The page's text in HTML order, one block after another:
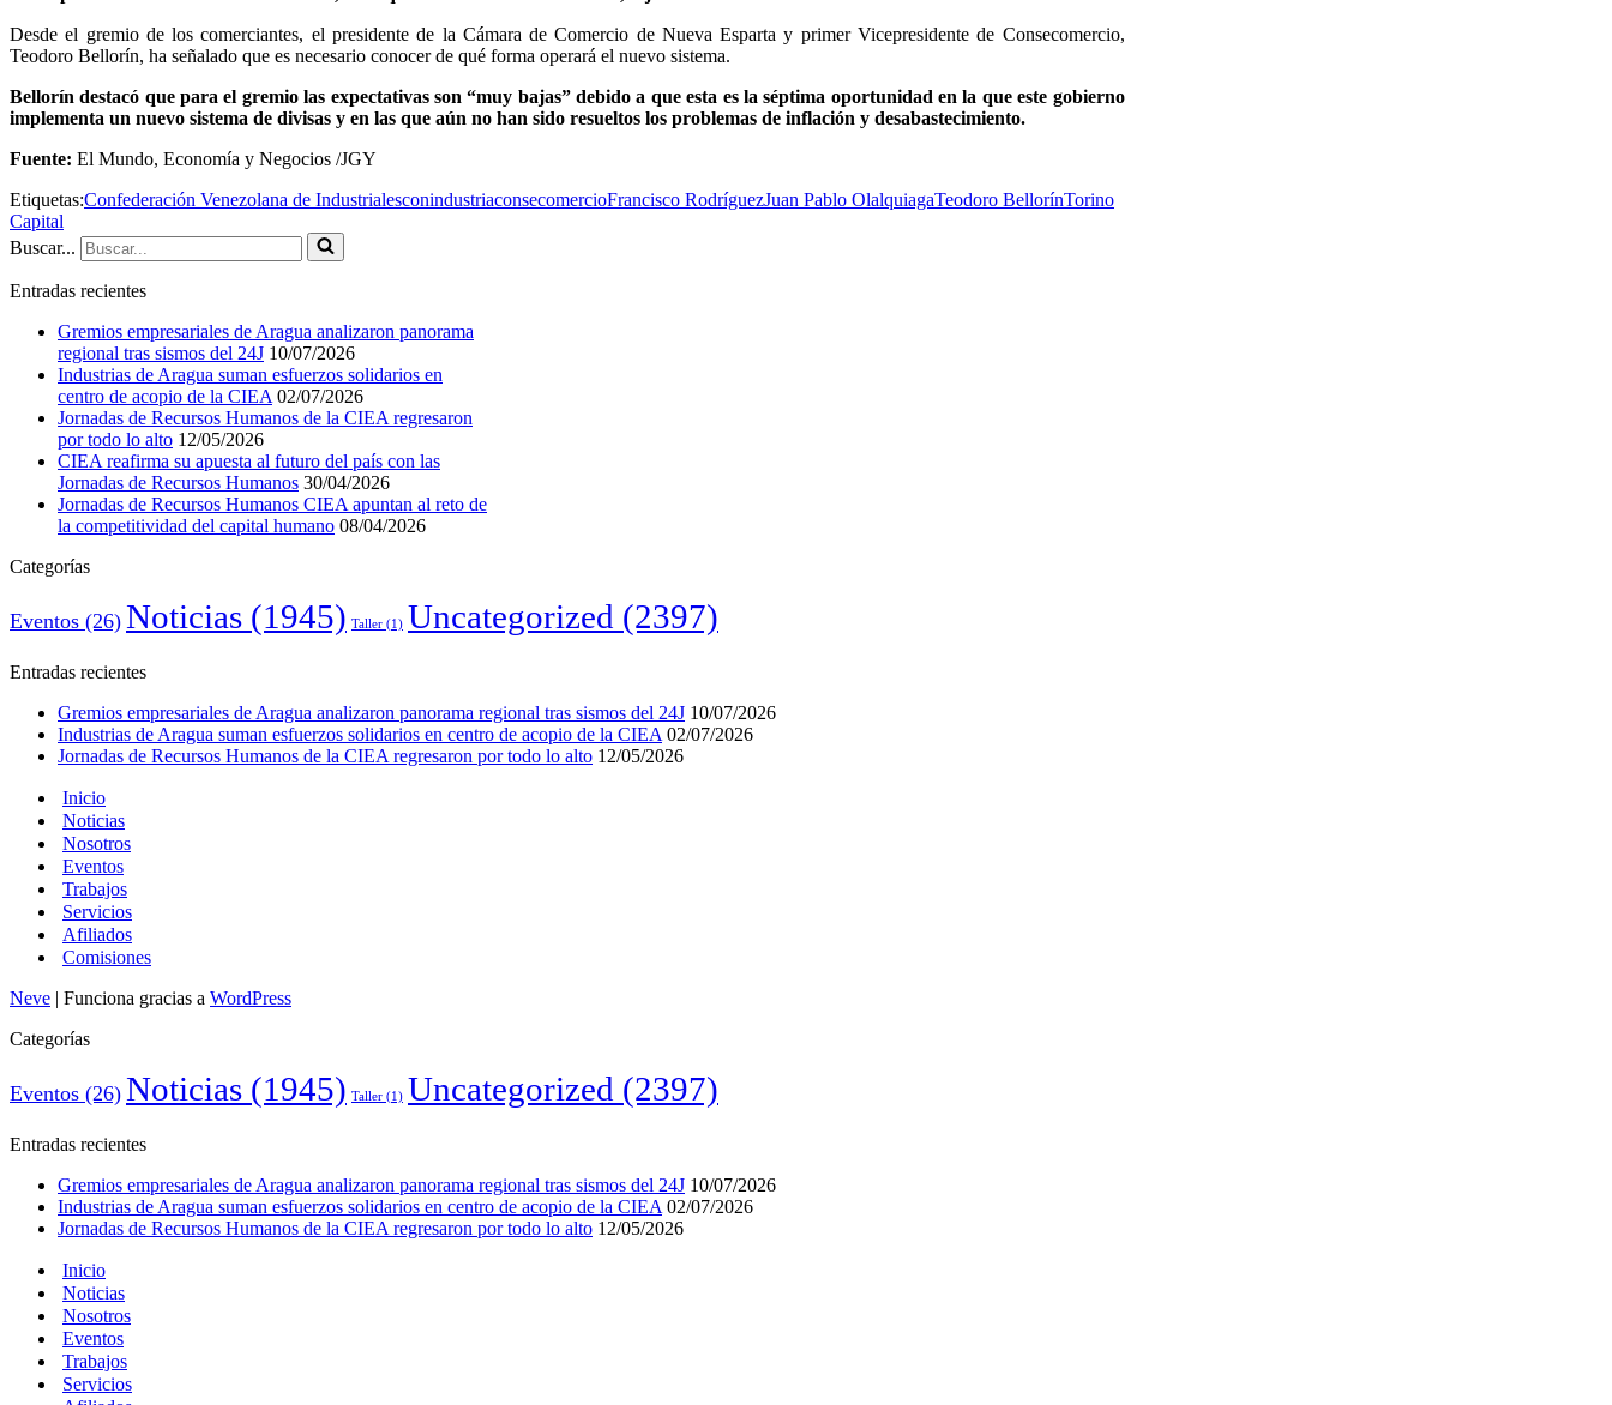
Desde el gremio de los comerciantes, el presidente de la Cámara de Comercio de Nueva Esparta y primer Vicepresidente de Consecomercio,
Teodoro Bellorín, ha señalado que es necesario conocer de qué forma operará el nuevo sistema.
Bellorín destacó que para el gremio las expectativas son “muy bajas” debido a que esta es la séptima oportunidad en la que este gobierno
implementa un nuevo sistema de divisas y en las que aún no han sido resueltos los problemas de inflación y desabastecimiento.
Fuente: El Mundo, Economía y Negocios /JGY
Etiquetas:Confederación Venezolana de IndustrialesconindustriaconsecomercioFrancisco RodríguezJuan Pablo OlalquiagaTeodoro BellorínTorino
Capital
Buscar...
Entradas recientes
Gremios empresariales de Aragua analizaron panorama
regional tras sismos del 24J 10/07/2026
Industrias de Aragua suman esfuerzos solidarios en
centro de acopio de la CIEA 02/07/2026
Jornadas de Recursos Humanos de la CIEA regresaron
por todo lo alto 12/05/2026
CIEA reafirma su apuesta al futuro del país con las
Jornadas de Recursos Humanos 30/04/2026
Jornadas de Recursos Humanos CIEA apuntan al reto de
la competitividad del capital humano 08/04/2026
Categorías
Eventos (26) Noticias (1945) Taller (1) Uncategorized (2397)
Entradas recientes
Gremios empresariales de Aragua analizaron panorama regional tras sismos del 24J 10/07/2026
Industrias de Aragua suman esfuerzos solidarios en centro de acopio de la CIEA 02/07/2026
Jornadas de Recursos Humanos de la CIEA regresaron por todo lo alto 12/05/2026
Inicio
Noticias
Nosotros
Eventos
Trabajos
Servicios
Afiliados
Comisiones
Neve | Funciona gracias a WordPress
Categorías
Eventos (26) Noticias (1945) Taller (1) Uncategorized (2397)
Entradas recientes
Gremios empresariales de Aragua analizaron panorama regional tras sismos del 24J 10/07/2026
Industrias de Aragua suman esfuerzos solidarios en centro de acopio de la CIEA 02/07/2026
Jornadas de Recursos Humanos de la CIEA regresaron por todo lo alto 12/05/2026
Inicio
Noticias
Nosotros
Eventos
Trabajos
Servicios